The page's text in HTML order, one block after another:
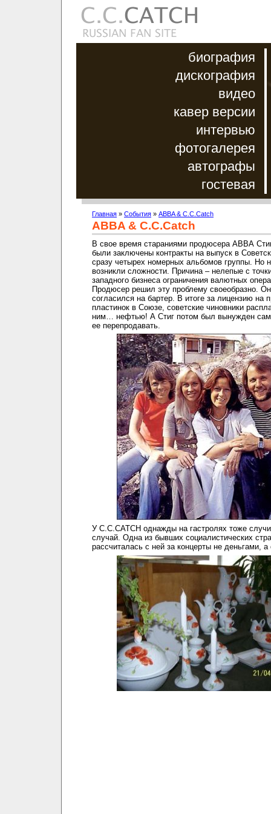
биография
дискография
видео
кавер версии
интервью
фотогалерея
автографы
гостевая
Главная » События » ABBA & C.C.Catch
ABBA & C.C.Catch
В свое время стараниями продюсера АВВА
были заключены контракты на выпуск в
сразу четырех номерных альбомов группы. Но
возникли сложности. Причина – нелепые с
западного бизнеса ограничения валютных
Продюсер решил эту проблему своеобразно. Он
согласился на бартер. В итоге за лицензию на
пластинок в Союзе, советские чиновники
ним… нефтью! А Стиг потом был вынужден
ее перепродавать.
У C.C.CATCH однажды на гастролях тоже
случай. Одна из бывших социалистических
рассчиталась с ней за концерты не деньгами,